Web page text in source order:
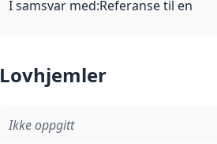
I samsvar med:Referanse til en
Lovhjemler
Ikke oppgitt